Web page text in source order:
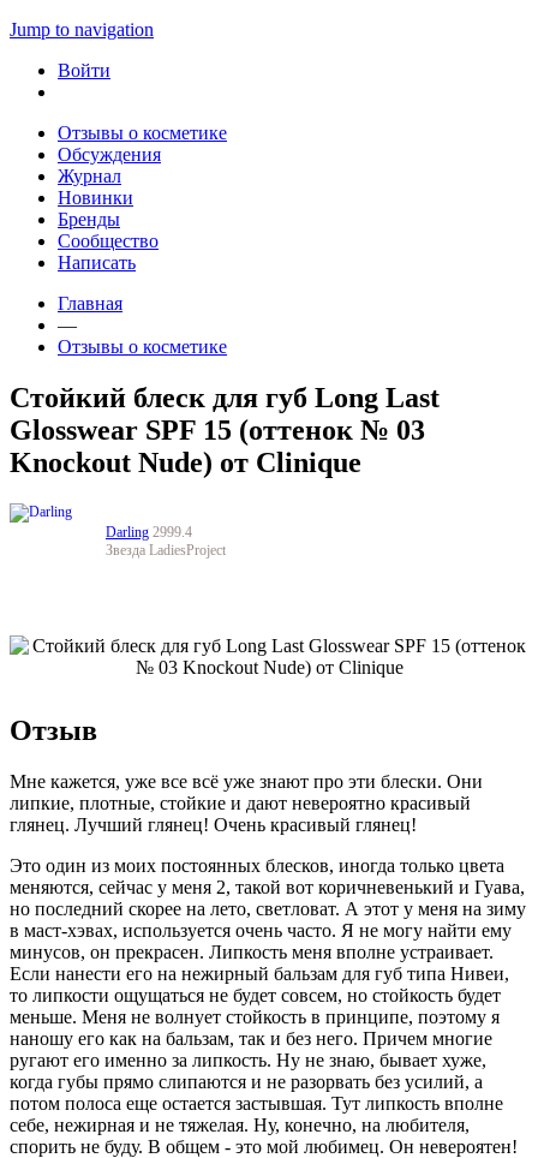
Jump to navigation
Войти
Отзывы о косметике
Обсуждения
Журнал
Новинки
Бренды
Сообщество
Написать
Главная
—
Отзывы о косметике
Стойкий блеск для губ Long Last
Glosswear SPF 15 (оттенок № 03
Knockout Nude) от Clinique
Darling 2999.4
Звезда LadiesProject
Отзыв
Мне кажется, уже все всё уже знают про эти блески. Они
липкие, плотные, стойкие и дают невероятно красивый
глянец. Лучший глянец! Очень красивый глянец!
Это один из моих постоянных блесков, иногда только цвета
меняются, сейчас у меня 2, такой вот коричневенький и Гуава,
но последний скорее на лето, светловат. А этот у меня на зиму
в маст-хэвах, используется очень часто. Я не могу найти ему
минусов, он прекрасен. Липкость меня вполне устраивает.
Если нанести его на нежирный бальзам для губ типа Нивеи,
то липкости ощущаться не будет совсем, но стойкость будет
меньше. Меня не волнует стойкость в принципе, поэтому я
наношу его как на бальзам, так и без него. Причем многие
ругают его именно за липкость. Ну не знаю, бывает хуже,
когда губы прямо слипаются и не разорвать без усилий, а
потом полоса еще остается застывшая. Тут липкость вполне
себе, нежирная и не тяжелая. Ну, конечно, на любителя,
спорить не буду. В общем - это мой любимец. Он невероятен!